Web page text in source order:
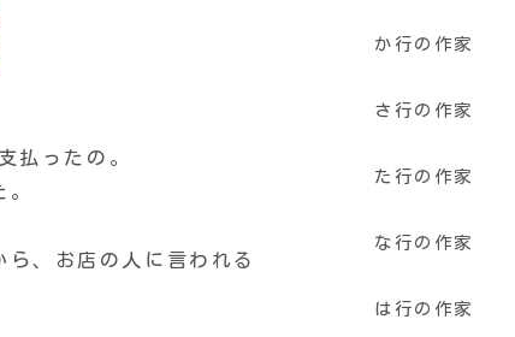
払ったの。
、お店の人に言われる
か行の作家
さ行の作家
た行の作家
な行の作家
は行の作家